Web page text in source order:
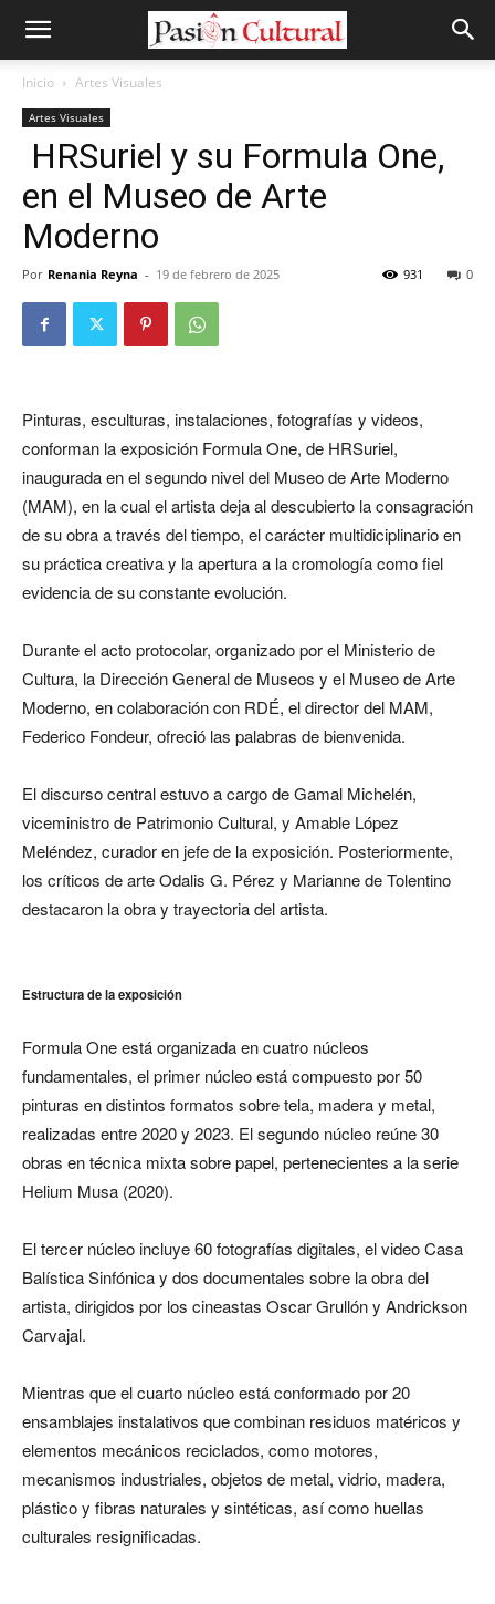
Inicio Artes Visuales
Artes Visuales
HRSuriel y su Formula One,
en el Museo de Arte
Moderno
Por Renania Reyna - 19 de febrero de 2025 0
931
Pinturas, esculturas, instalaciones, fotografías y videos,
conforman la exposición Formula One, de HRSuriel,
inaugurada en el segundo nivel del Museo de Arte Moderno
(MAM), en la cual el artista deja al descubierto la consagración
de su obra a través del tiempo, el carácter multidiciplinario en
su práctica creativa y la apertura a la cromología como fiel
evidencia de su constante evolución.
Durante el acto protocolar, organizado por el Ministerio de
Cultura, la Dirección General de Museos y el Museo de Arte
Moderno, en colaboración con RDÉ, el director del MAM,
Federico Fondeur, ofreció las palabras de bienvenida.
El discurso central estuvo a cargo de Gamal Michelén,
viceministro de Patrimonio Cultural, y Amable López
Meléndez, curador en jefe de la exposición. Posteriormente,
los críticos de arte Odalis G. Pérez y Marianne de Tolentino
destacaron la obra y trayectoria del artista.
Estructura de la exposición
Formula One está organizada en cuatro núcleos
fundamentales, el primer núcleo está compuesto por 50
pinturas en distintos formatos sobre tela, madera y metal,
realizadas entre 2020 y 2023. El segundo núcleo reúne 30
obras en técnica mixta sobre papel, pertenecientes a la serie
Helium Musa (2020).
El tercer núcleo incluye 60 fotografías digitales, el video Casa
Balística Sinfónica y dos documentales sobre la obra del
artista, dirigidos por los cineastas Oscar Grullón y Andrickson
Carvajal.
Mientras que el cuarto núcleo está conformado por 20
ensamblajes instalativos que combinan residuos matéricos y
elementos mecánicos reciclados, como motores,
mecanismos industriales, objetos de metal, vidrio, madera,
plástico y fibras naturales y sintéticas, así como huellas
culturales resignificadas.